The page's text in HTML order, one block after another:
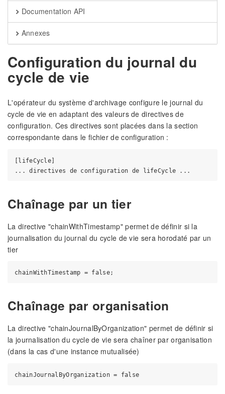
Documentation API
Annexes
Configuration du journal du
cycle de vie
L'opérateur du système d'archivage configure le journal du
cycle de vie en adaptant des valeurs de directives de
configuration. Ces directives sont placées dans la section
correspondante dans le fichier de configuration :
[lifeCycle]
Chaînage par un tier
La directive "chainWithTimestamp" permet de définir si la
journalisation du journal du cycle de vie sera horodaté par un
tier
Chaînage par organisation
La directive "chainJournalByOrganization" permet de définir si
la journalisation du cycle de vie sera chaîner par organisation
(dans la cas d'une instance mutualisée)